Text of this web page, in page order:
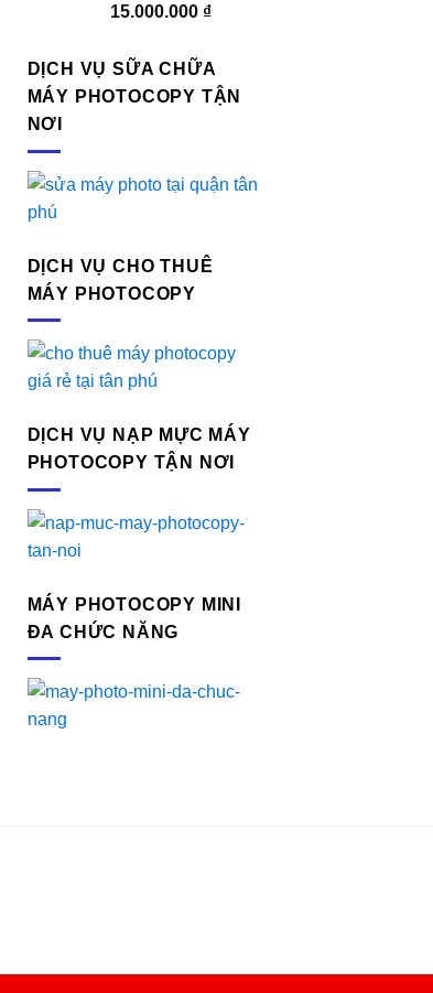
Giá
17.000.000 ₫.
15.000.000 ₫Giá
là:
15.000.000 ₫.
DỊCH VỤ SỮA CHỮA
MÁY PHOTOCOPY TẬN
NƠI
DỊCH VỤ CHO THUÊ
MÁY PHOTOCOPY
DỊCH VỤ NẠP MỰC MÁY
PHOTOCOPY TẬN NƠI
MÁY PHOTOCOPY MINI
ĐA CHỨC NĂNG